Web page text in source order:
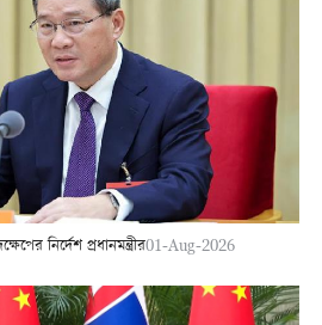
নির্দেশ প্রধানমন্ত্রীর01-Aug-2026